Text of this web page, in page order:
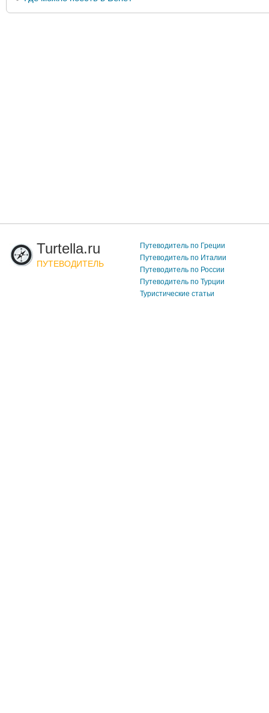
Turtella.ru
ПУТЕВОДИТЕЛЬ
Путеводитель по Греции
Путеводитель по Италии
Путеводитель по России
Путеводитель по Турции
Туристические статьи